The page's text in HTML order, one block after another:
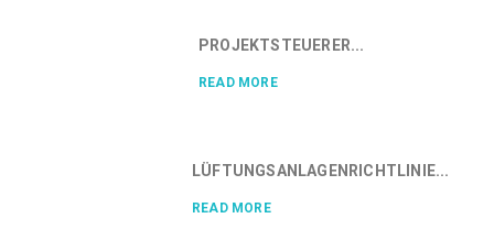
PROJEKTSTEUERER...
READ MORE
LÜFTUNGSANLAGENRICHTLINIE...
READ MORE